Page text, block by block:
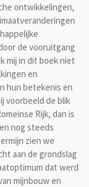
ontwikkelingen,
de vooruitgang
mij in dit boek niet
en
hun betekenis en
voorbeeld de blik
Rijk, dan is
nog steeds
zien we
aan de grondslag
dat werd
mijnbouw en